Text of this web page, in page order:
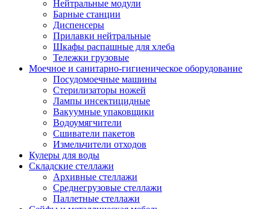
Нейтральные модули
Барные станции
Диспенсеры
Прилавки нейтральные
Шкафы распашные для хлеба
Тележки грузовые
Моечное и санитарно-гигиеническое оборудование
Посудомоечные машины
Стерилизаторы ножей
Лампы инсектицидные
Вакуумные упаковщики
Водоумягчители
Сшиватели пакетов
Измельчители отходов
Кулеры для воды
Складские стеллажи
Архивные стеллажи
Среднегрузовые стеллажи
Паллетные стеллажи